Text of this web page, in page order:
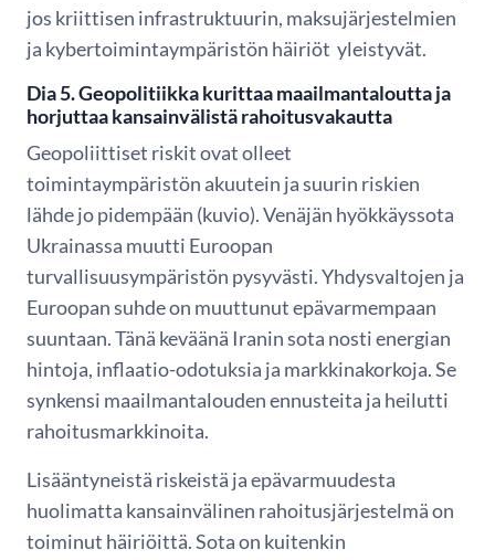
jos kriittisen infrastruktuurin, maksujärjestelmien
ja kybertoimintaympäristön häiriöt yleistyvät.
Dia 5. Geopolitiikka kurittaa maailmantaloutta ja
horjuttaa kansainvälistä rahoitusvakautta
Geopoliittiset riskit ovat olleet
toimintaympäristön akuutein ja suurin riskien
lähde jo pidempään (kuvio). Venäjän hyökkäyssota
Ukrainassa muutti Euroopan
turvallisuusympäristön pysyvästi. Yhdysvaltojen ja
Euroopan suhde on muuttunut epävarmempaan
suuntaan. Tänä keväänä Iranin sota nosti energian
hintoja, inflaatio-odotuksia ja markkinakorkoja. Se
synkensi maailmantalouden ennusteita ja heilutti
rahoitusmarkkinoita.
Lisääntyneistä riskeistä ja epävarmuudesta
huolimatta kansainvälinen rahoitusjärjestelmä on
toiminut häiriöittä. Sota on kuitenkin